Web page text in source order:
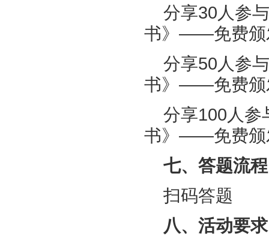
分享30人参
书》——免费颁
分享50人参
书》——免费颁
分享100人参
书》——免费颁
七、答题流程
扫码答题
八、活动要求